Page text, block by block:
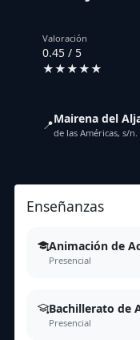
Valoración
0.45 / 5
★★★★★
📍Mairena del
de las Américas, s/n.
Enseñanzas
Animación de
Presencial
Bachillerato de
Presencial